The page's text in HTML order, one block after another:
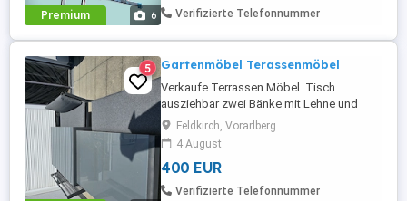
Premium 6
Gewicht 14,6 kg Superpreis! (Neupreis ca.
kursieren im Internet ebenso ...
Verifizierte Telefonnummer
5 Gartenmöbel Terassenmöbel
Verkaufe Terrassen Möbel. Tisch
ausziehbar zwei Bänke mit Lehne und
zwei Bänke ohne Lehne. Kissen für jede
Bank zum befestigen. Ist alles ein Jahr alt.
Großer Tisch 90 breit,1,50 lang,69,5 hoch.
Ausziehtisch 80 breit 1,38 lang, 64,5 hoch.
Gepulvertes Aluminium, Glasplatten
Feldkirch, Vorarlberg
4 August
400 EUR
Verifizierte Telefonnummer